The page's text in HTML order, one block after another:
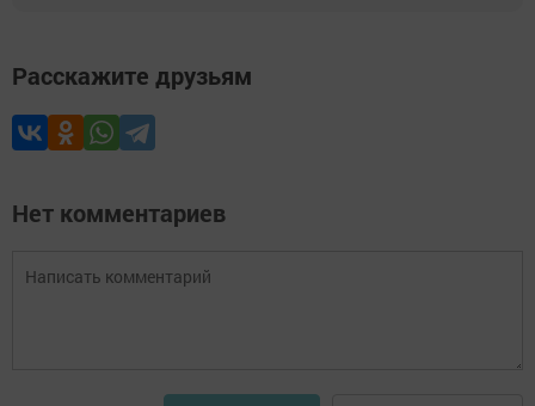
Расскажите друзьям
Нет комментариев